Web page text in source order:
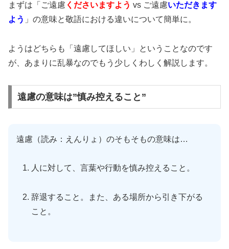
まずは「ご遠慮 くださいますよう vs ご遠慮いただきます
よう 」の意味と敬語における違いについて簡単に。
ようはどちらも「遠慮してほしい」ということなのです
が、あまりに乱暴なのでもう少しくわしく解説します。
遠慮の意味は”慎み控えること”
遠慮（読み：えんりょ）のそもそもの意味は…
人に対して、言葉や行動を慎み控えること。
辞退すること。また、ある場所から引き下がる
こと。